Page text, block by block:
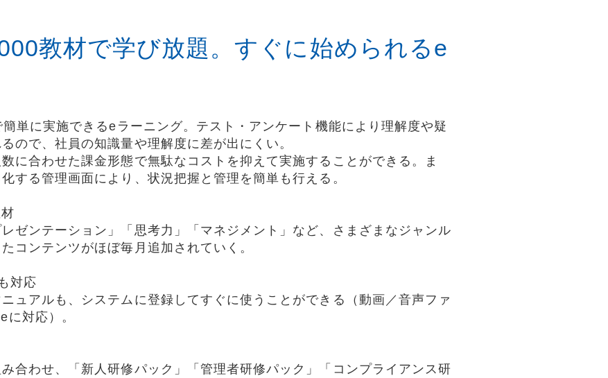
教材で学び放題。すぐに始められるe
単に実施できるeラーニング。テスト・アンケート機能により理解度や疑
ので、社員の知識量や理解度に差が出にくい。
に合わせた課金形態で無駄なコストを抑えて実施することができる。ま
する管理画面により、状況把握と管理を簡単も行える。
レゼンテーション」「思考力」「マネジメント」など、さまざまなジャンル
コンテンツがほぼ毎月追加されていく。
対応
ュアルも、システムに登録してすぐに使うことができる（動画／音声ファ
対応）。
合わせ、「新人研修パック」「管理者研修パック」「コンプライアンス研